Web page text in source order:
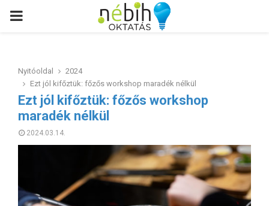
PRIMARY
Nyitóoldal
2024
Ezt jól kifőztük: főzős workshop maradék nélkül
Ezt jól kifőztük: főzős workshop
maradék nélkül
2024.03.14.